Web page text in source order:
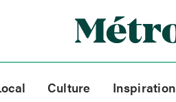
Culture Inspiration